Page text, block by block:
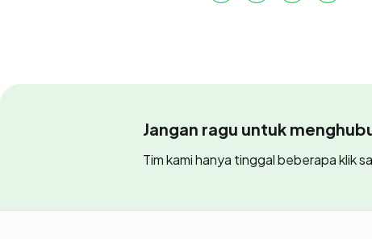
Jangan ragu untuk
Tim kami hanya tinggal beberapa klik